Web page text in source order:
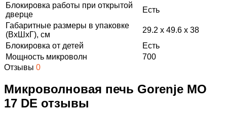
Блокировка работы при открытой
дверце
Есть
Габаритные размеры в упаковке
(ВxШxГ), см
29.2 x 49.6 x 38
Блокировка от детей
Есть
Мощность микроволн
700
Отзывы 0
Микроволновая печь Gorenje MO
17 DE отзывы